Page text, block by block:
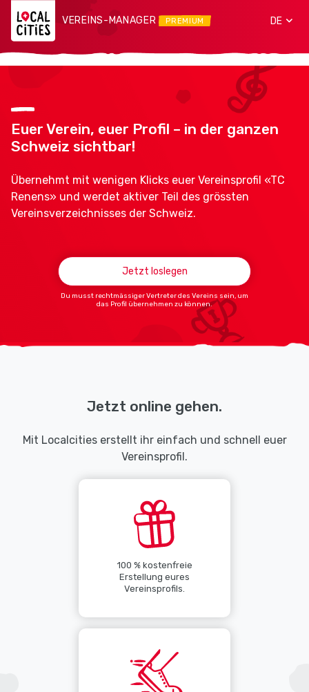
VEREINS-MANAGER PREMIUM DE
Euer Verein, euer Profil – in der ganzen
Schweiz sichtbar!
Übernehmt mit wenigen Klicks euer Vereinsprofil «TC
Renens» und werdet aktiver Teil des grössten
Vereinsverzeichnisses der Schweiz.
Jetzt loslegen
Du musst rechtmässiger Vertreter des Vereins sein, um
das Profil übernehmen zu können.
Jetzt online gehen.
Mit Localcities erstellt ihr einfach und schnell euer
Vereinsprofil.
100 % kostenfreie
Erstellung eures
Vereinsprofils.